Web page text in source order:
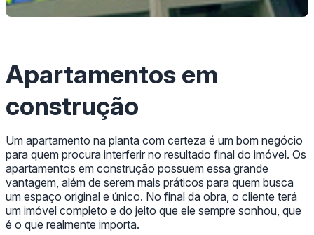
Apartamentos em
construção
Um apartamento na planta com certeza é um bom negócio
para quem procura interferir no resultado final do imóvel. Os
apartamentos em construção possuem essa grande
vantagem, além de serem mais práticos para quem busca
um espaço original e único. No final da obra, o cliente terá
um imóvel completo e do jeito que ele sempre sonhou, que
é o que realmente importa.